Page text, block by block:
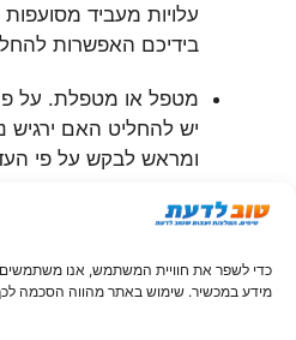
כדי לשפר את חוויית המשתמש, אנו משתמשים
מידע במכשיר. שימוש באתר מהווה הסכמה
עלויות מעביד
בידיכם האפשרות
מטפל או מטפלת. על פי
יש להחליט האם ירגיש
ומראש לבקש על פי
גם את מצבו הרפואי
קשיש כבד משקל
שיוכל לסייע לו בקלות.